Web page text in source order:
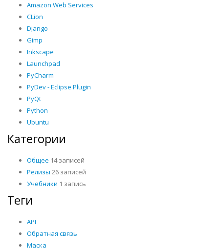
Amazon Web Services
CLion
Django
Gimp
Inkscape
Launchpad
PyCharm
PyDev - Eclipse Plugin
PyQt
Python
Ubuntu
Категории
Общее 14 записей
Релизы 26 записей
Учебники 1 запись
Теги
API
Обратная связь
Маска